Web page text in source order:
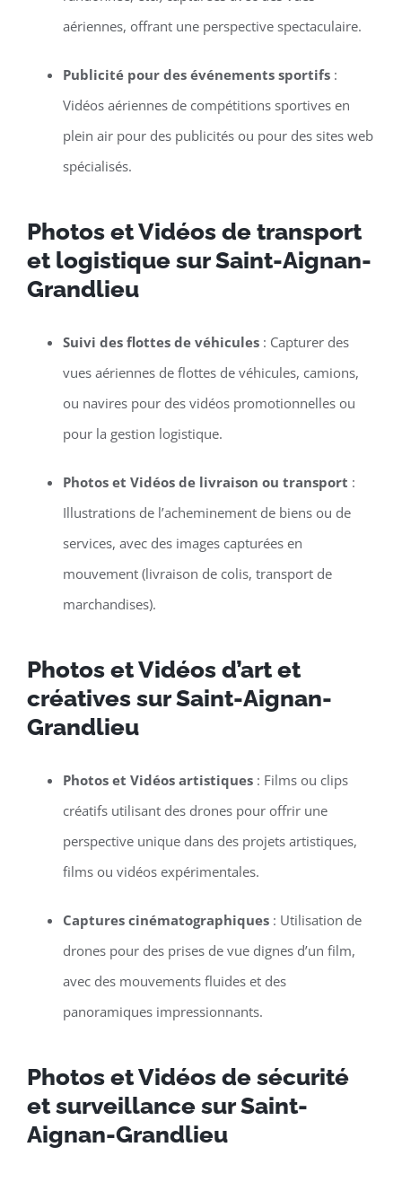
aériennes, offrant une perspective spectaculaire.
Publicité pour des événements sportifs:
Vidéos aériennes de compétitions sportives en
plein air pour des publicités ou pour des sites web
spécialisés.
Photos et Vidéos de transport
et logistique sur Saint-Aignan-
Grandlieu
Suivi des flottes de véhicules: Capturer des
vues aériennes de flottes de véhicules, camions,
ou navires pour des vidéos promotionnelles ou
pour la gestion logistique.
Photos et Vidéos de livraison ou transport :
Illustrations de l’acheminement de biens ou de
services, avec des images capturées en
mouvement (livraison de colis, transport de
marchandises).
Photos et Vidéos d’art et
créatives sur Saint-Aignan-
Grandlieu
Photos et Vidéos artistiques: Films ou clips
créatifs utilisant des drones pour offrir une
perspective unique dans des projets artistiques,
films ou vidéos expérimentales.
Captures cinématographiques: Utilisation de
drones pour des prises de vue dignes d’un film,
avec des mouvements fluides et des
panoramiques impressionnants.
Photos et Vidéos de sécurité
et surveillance sur Saint-
Aignan-Grandlieu